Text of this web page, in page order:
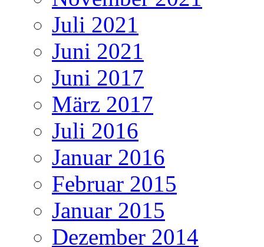
Juli 2021
Juni 2021
Juni 2017
März 2017
Juli 2016
Januar 2016
Februar 2015
Januar 2015
Dezember 2014